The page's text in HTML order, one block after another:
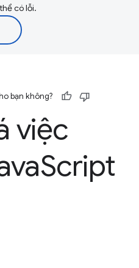
có lỗi.
bạn không?
việc
Script